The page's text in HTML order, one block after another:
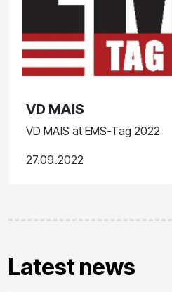
VD MAIS
VD MAIS at EMS-Tag 2022
27.09.2022
Latest news